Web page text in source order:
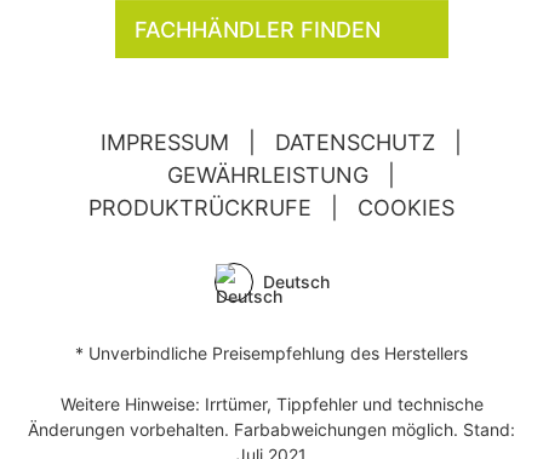
FACHHÄNDLER FINDEN
IMPRESSUM DATENSCHUTZ
GEWÄHRLEISTUNG
PRODUKTRÜCKRUFE
COOKIES
Deutsch
* Unverbindliche Preisempfehlung des Herstellers
Weitere Hinweise: Irrtümer, Tippfehler und technische
Änderungen vorbehalten. Farbabweichungen möglich. Stand:
Juli 2021